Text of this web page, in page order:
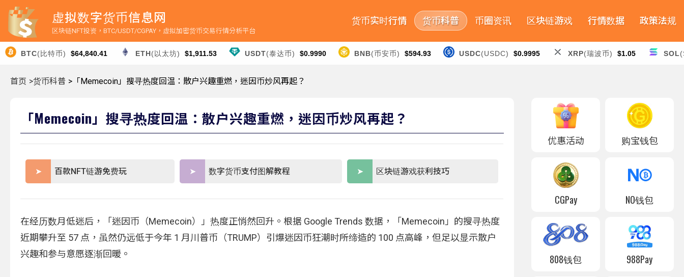
虚拟数字货币信息网
区块链NFT投资，BTC/USDT/CGPAY，虚拟加密货币交易行情分析平台
货币实时行情 货币科普 币圈资讯 区块链游戏 行情数据 政策法规
BTC(比特币) $64,840.41 ETH(以太坊) $1,911.53 USDT(泰达币) $0.9990 BNB(币安币) $594.93 USDC(USDC) $0.9995 XRP(瑞波币) $1.05 SOL
首页 >货币科普 >「Memecoin」搜寻热度回温：散户兴趣重燃，迷因币炒风再起？
「Memecoin」搜寻热度回温：散户兴趣重燃，迷因币炒风再起？
百款NFT链游免费玩 数字货币支付图解教程 区块链游戏获利技巧
在经历数月低迷后，「迷因币（Memecoin）」热度正悄然回升。根据 Google Trends 数据，「Memecoin」的搜寻热度
近期攀升至 57 点，虽然仍远低于今年 1 月川普币（TRUMP）引爆迷因币狂潮时所缔造的 100 点高峰，但足以显示散户
兴趣和参与意愿逐渐回暖。
优惠活动 购宝钱包
CGPay NO钱包
808钱包 988Pay